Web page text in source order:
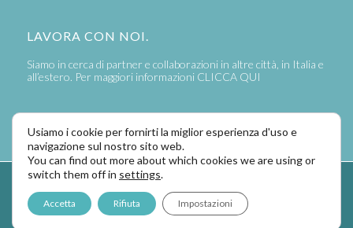
LAVORA CON NOI.
Siamo in cerca di partner e collaborazioni in altre città, in Italia e
all’estero. Per maggiori informazioni CLICCA QUI
LaPivot Photo Graphic Communication
Kriesi
Usiamo i cookie per fornirti la miglior esperienza d'uso e
navigazione sul nostro sito web.
You can find out more about which cookies we are using or
switch them off in settings.
Accetta Rifiuta Impostazioni